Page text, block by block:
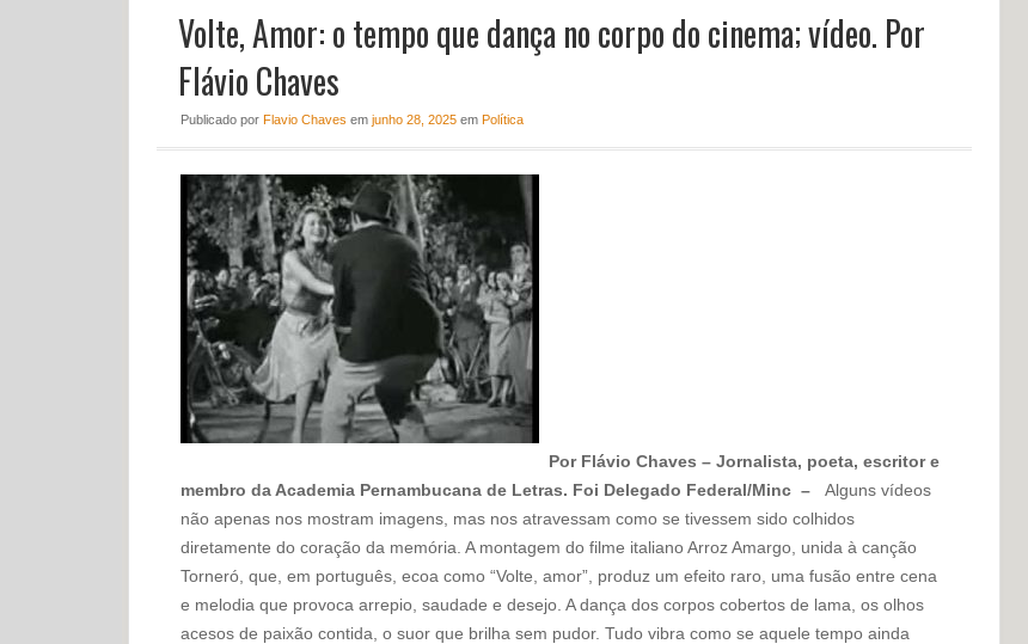
Volte, Amor: o tempo que dança no corpo do cinema; vídeo. Por
Flávio Chaves
Publicado por Flavio Chaves em junho 28, 2025em Política
Por Flávio Chaves – Jornalista, poeta, escritor e
membro da Academia Pernambucana de Letras. Foi Delegado Federal/Minc – Alguns vídeos
não apenas nos mostram imagens, mas nos atravessam como se tivessem sido colhidos
diretamente do coração da memória. A montagem do filme italiano Arroz Amargo, unida à canção
Torneró, que, em português, ecoa como “Volte, amor”, produz um efeito raro, uma fusão entre cena
e melodia que provoca arrepio, saudade e desejo. A dança dos corpos cobertos de lama, os olhos
acesos de paixão contida, o suor que brilha sem pudor. Tudo vibra como se aquele tempo ainda